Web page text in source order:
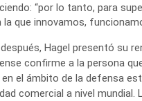
“por lo tanto, para
que innovamos,
Hagel presentó su
confirme a la persona
el ámbito de la defensa
comercial a nivel mundial.